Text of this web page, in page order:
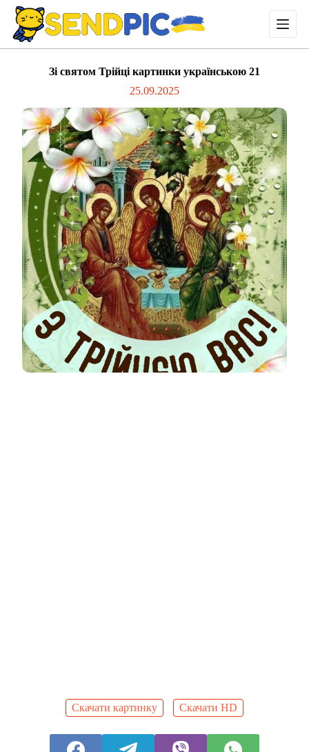
П
е
р
е
Зі святом Трійці картинки українською 21
25.09.2025
Скачати картинку Скачати HD